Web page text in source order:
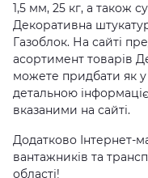
1,5 мм, 25 кг, а також
Декоративна
Газоблок. На сайті
асортимент товарів
можете придбати як у
детальною
вказаними на сайті.
Додатково Інтернет-
вантажників та
області!